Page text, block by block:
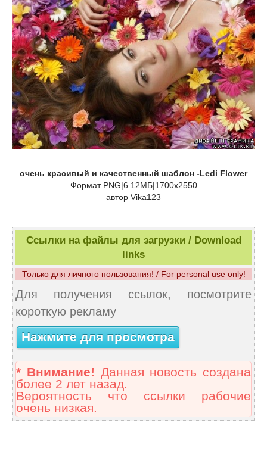
очень красивый и качественный шаблон -Ledi Flower
Формат PNG|6.12МБ|1700х2550
автор Vika123
Ссылки на файлы для загрузки / Download
links
Только для личного пользования! / For personal use only!
Для получения ссылок, посмотрите
короткую рекламу
Нажмите для просмотра
* Внимание! Данная новость создана
более 2 лет назад.
Вероятность что ссылки рабочие
очень низкая.